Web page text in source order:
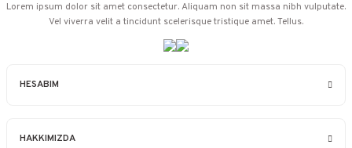
HESABIM
HAKKIMIZDA
Lorem ipsum dolor sit amet consectetur. Aliquam non sit massa nibh vulputate.
Vel viverra velit a tincidunt scelerisque tristique amet. Tellus.